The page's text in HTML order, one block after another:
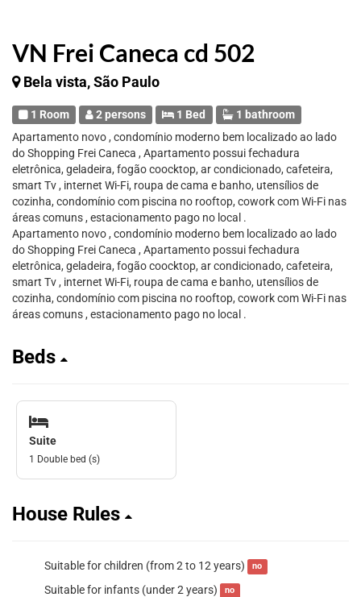
VN Frei Caneca cd 502
Bela vista, São Paulo
1 Room 2 persons 1 Bed
1 bathroom
Apartamento novo , condomínio moderno bem localizado ao lado
do Shopping Frei Caneca , Apartamento possui fechadura
eletrônica, geladeira, fogão coocktop, ar condicionado, cafeteira,
smart Tv , internet Wi-Fi, roupa de cama e banho, utensílios de
cozinha, condomínio com piscina no rooftop, cowork com Wi-Fi nas
áreas comuns , estacionamento pago no local .
Apartamento novo , condomínio moderno bem localizado ao lado
do Shopping Frei Caneca , Apartamento possui fechadura
eletrônica, geladeira, fogão coocktop, ar condicionado, cafeteira,
smart Tv , internet Wi-Fi, roupa de cama e banho, utensílios de
cozinha, condomínio com piscina no rooftop, cowork com Wi-Fi nas
áreas comuns , estacionamento pago no local .
Beds
Suite
1 Double bed (s)
House Rules
Suitable for children (from 2 to 12 years) no
Suitable for infants (under 2 years) no